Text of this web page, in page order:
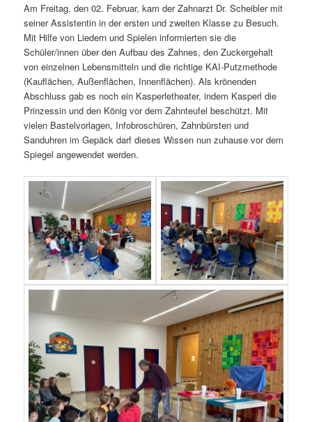
Am Freitag, den 02. Februar, kam der Zahnarzt Dr. Scheibler mit
seiner Assistentin in der ersten und zweiten Klasse zu Besuch.
Mit Hilfe von Liedern und Spielen informierten sie die
Schüler/innen über den Aufbau des Zahnes, den Zuckergehalt
von einzelnen Lebensmitteln und die richtige KAI-Putzmethode
(Kauflächen, Außenflächen, Innenflächen). Als krönenden
Abschluss gab es noch ein Kasperletheater, indem Kasperl die
Prinzessin und den König vor dem Zahnteufel beschützt. Mit
vielen Bastelvorlagen, Infobroschüren, Zahnbürsten und
Sanduhren im Gepäck darf dieses Wissen nun zuhause vor dem
Spiegel angewendet werden.